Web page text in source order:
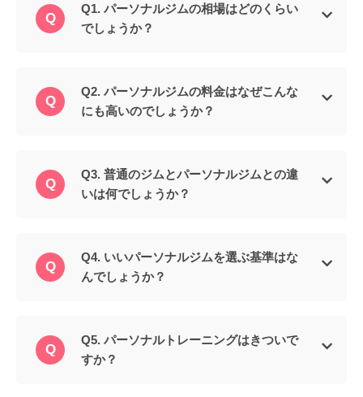
Q1. パーソナルジムの相場はどのくらい
でしょうか？
Q2. パーソナルジムの料金はなぜこんな
にも高いのでしょうか？
Q3. 普通のジムとパーソナルジムとの違
いは何でしょうか？
Q4. いいパーソナルジムを選ぶ基準はな
んでしょうか？
Q5. パーソナルトレーニングはきついで
すか？